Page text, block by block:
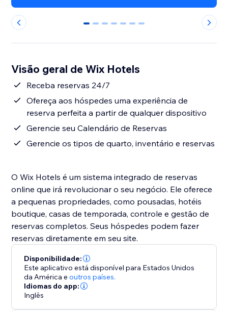
0 1 2 3 4 5 6
Visão geral de Wix Hotels
Receba reservas 24/7
Ofereça aos hóspedes uma experiência de
reserva perfeita a partir de qualquer dispositivo
Gerencie seu Calendário de Reservas
Gerencie os tipos de quarto, inventário e reservas
O Wix Hotels é um sistema integrado de reservas
online que irá revolucionar o seu negócio. Ele oferece
a pequenas propriedades, como pousadas, hotéis
boutique, casas de temporada, controle e gestão de
reservas completos. Seus hóspedes podem fazer
reservas diretamente em seu site.
Disponibilidade:
Este aplicativo está disponível para Estados Unidos
da América e outros países.
Idiomas do app:
Inglês